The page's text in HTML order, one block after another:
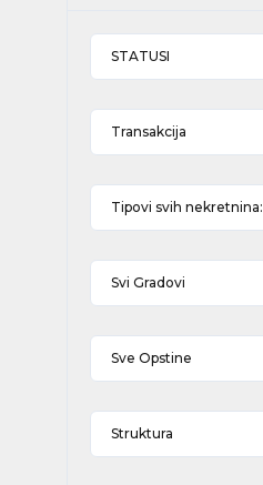
STATUSI
Transakcija
Tipovi svih nekretnina:
Svi Gradovi
Sve Opstine
Struktura